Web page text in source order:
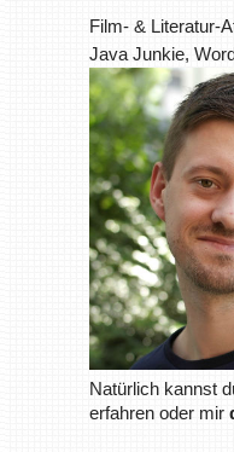
Film- & Literatur-
Java Junkie,
Natürlich kannst
erfahren oder mir